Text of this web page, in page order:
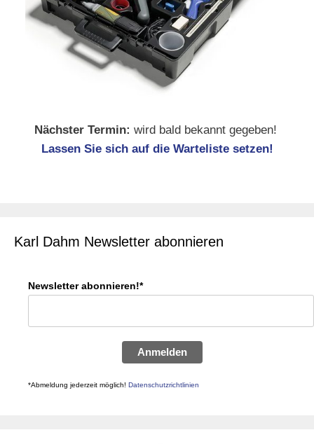
Nächster Termin: wird bald bekannt gegeben!
Lassen Sie sich auf die Warteliste setzen!
Karl Dahm Newsletter abonnieren
Newsletter abonnieren!*
Anmelden
*Abmeldung jederzeit möglich! Datenschutzrichtlinien